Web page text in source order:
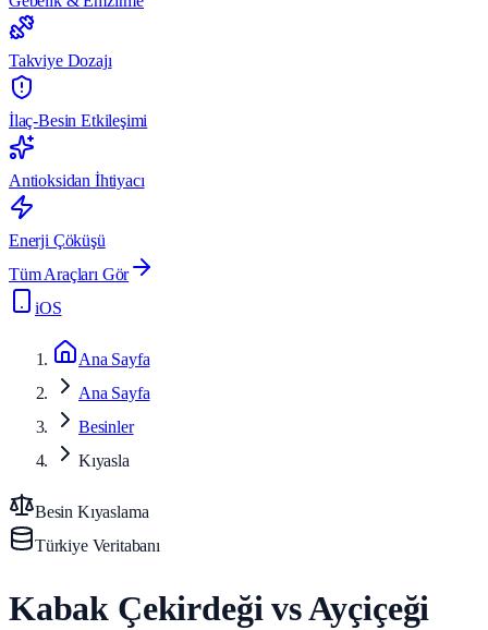
Takviye Dozajı
İlaç-Besin Etkileşimi
Antioksidan İhtiyacı
Enerji Çöküşü
Tüm Araçları Gör
iOS
Ana Sayfa
Ana Sayfa
Besinler
Kıyasla
Besin Kıyaslama
Türkiye Veritabanı
Kabak Çekirdeği vs Ayçiçeği